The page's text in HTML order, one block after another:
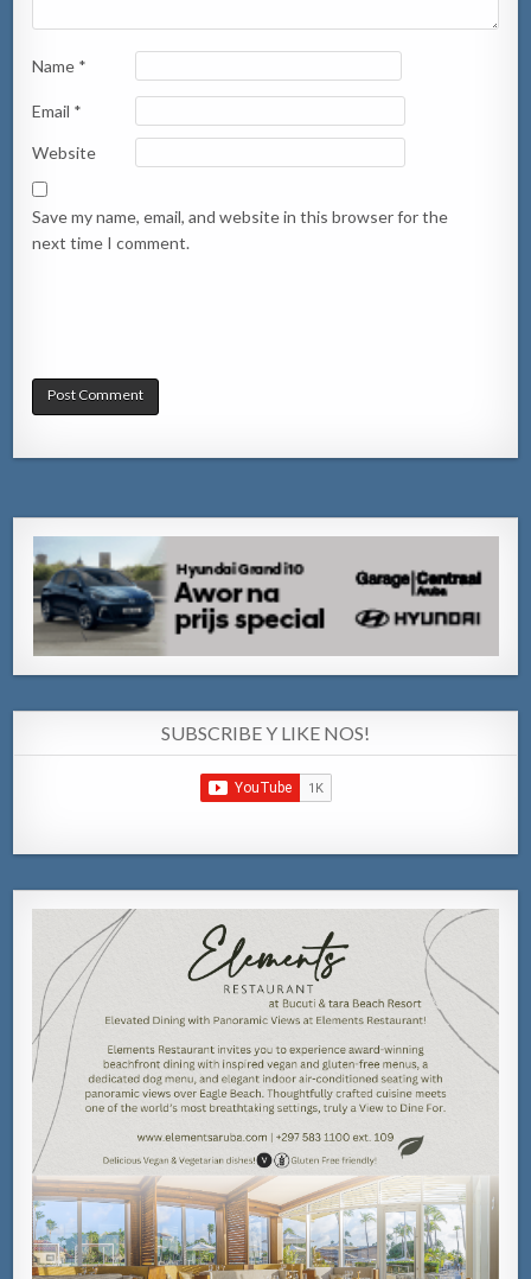
Name *
Email *
Website
Save my name, email, and website in this browser for the
next time I comment.
SUBSCRIBE Y LIKE NOS!